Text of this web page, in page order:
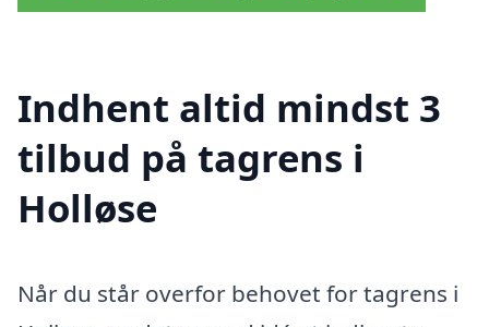
Indhent altid mindst 3
tilbud på tagrens i
Holløse
Når du står overfor behovet for tagrens i